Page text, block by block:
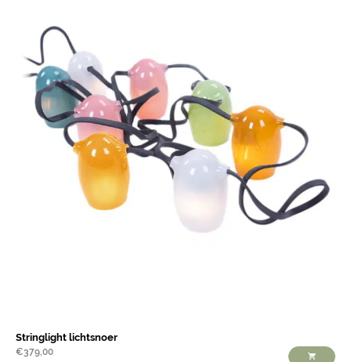
Stringlight lichtsnoer
€379,00